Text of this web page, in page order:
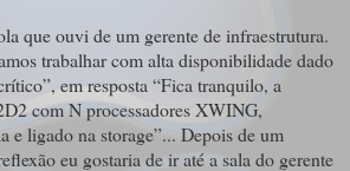
que ouvi de um gerente de infraestrutura.
trabalhar com alta disponibilidade dado
em resposta “Fica tranquilo, a
com N processadores XWING,
e ligado na storage”... Depois de um
eu gostaria de ir até a sala do gerente